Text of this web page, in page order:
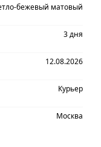
бежевый матовый
3 дня
12.08.2026
Курьер
Москва